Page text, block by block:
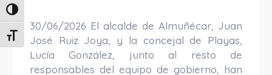
Alternar alto contraste
Alternar tamaño de letra
30/06/2026 El alcalde de Almuñécar, Juan
José Ruiz Joya, y la concejal de Playas,
Lucía González, junto al resto de
responsables del equipo de gobierno, han